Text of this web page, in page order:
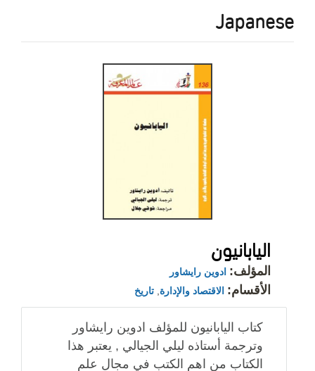
Japanese
اليابانيون
المؤلف: ادوين رايشاور
الأقسام: الاقتصاد والإدارة تاريخ
كتاب اليابانيون للمؤلف ادوين رايشاور
وترجمة أستاذه ليلي الجيالي , يعتبر هذا
الكتاب من اهم الكتب في مجال علم